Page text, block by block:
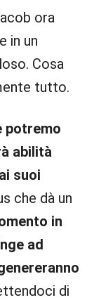
ora
in un
Cosa
tutto.
potremo
abilità
suoi
che dà un
in
ad
di